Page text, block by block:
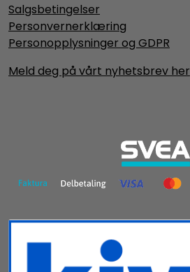
Salgsbetingelser
Personvernerklæring
Personopplysninger og GDPR
Meld deg på vårt nyhetsbrev her